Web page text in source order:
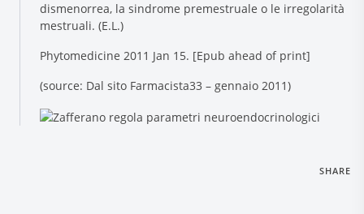
dismenorrea, la sindrome premestruale o le irregolarità
mestruali. (E.L.)
Phytomedicine 2011 Jan 15. [Epub ahead of print]
(source: Dal sito Farmacista33 – gennaio 2011)
SHARE